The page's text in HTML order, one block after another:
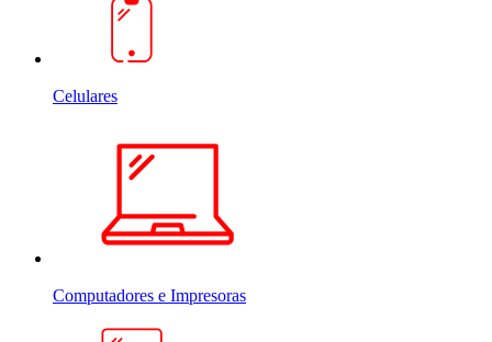
Celulares
Computadores e Impresoras